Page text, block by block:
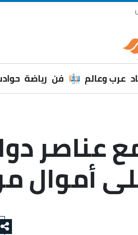
عرب وعالم فن رياضة
عناصر
أموال